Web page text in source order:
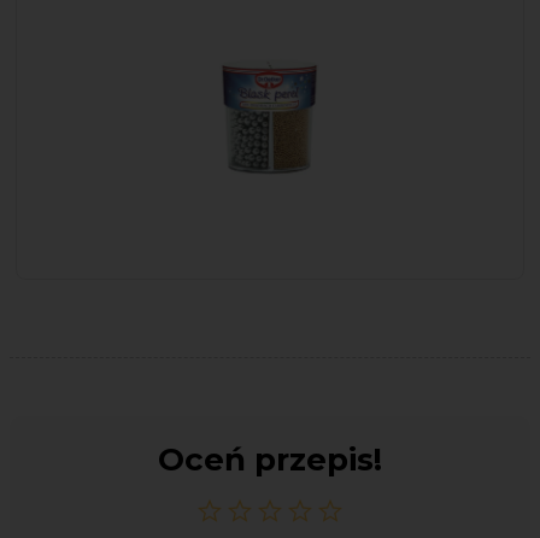
Oceń przepis!